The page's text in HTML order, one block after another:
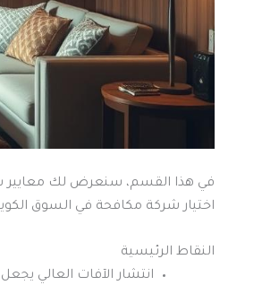
في هذا القسم، سنعرض لك معايير
اختيار شركة مكافحة في السوق
النقاط الرئيسية
انتشار الآفات العالي